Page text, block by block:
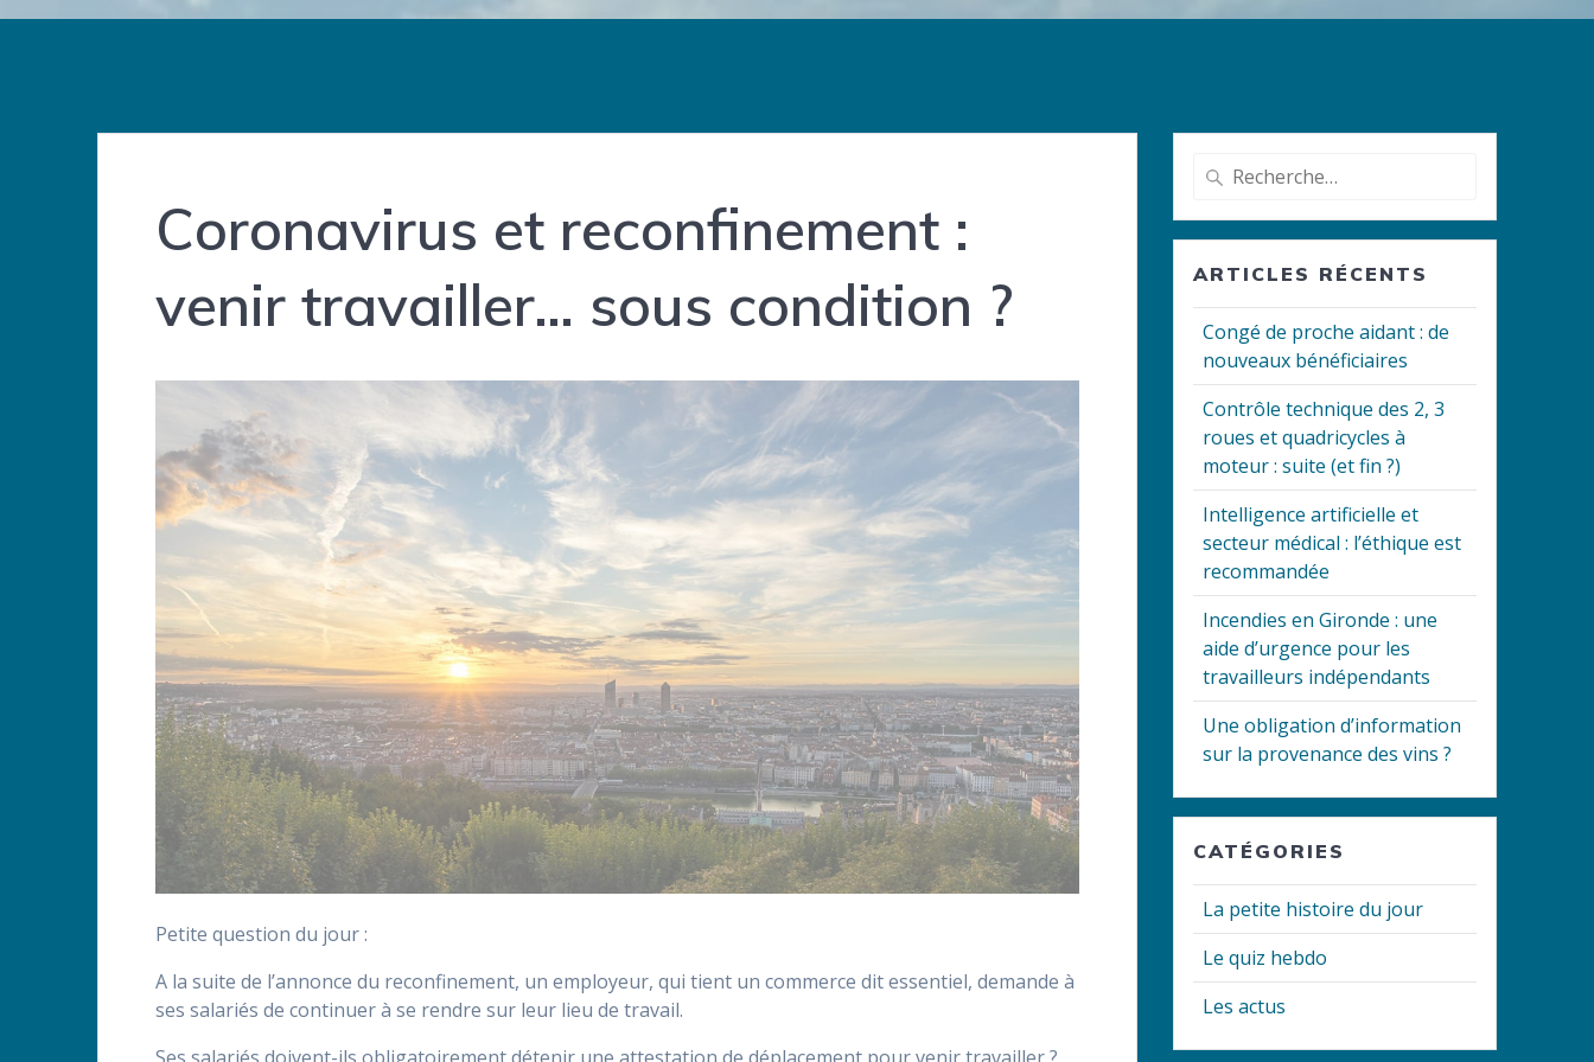
Coronavirus et reconfinement :
venir travailler… sous condition ?
Petite question du jour :
A la suite de l’annonce du reconfinement, un employeur, qui tient un commerce dit essentiel, demande à
ses salariés de continuer à se rendre sur leur lieu de travail.
Recherche
:
ARTICLES RÉCENTS
Congé de proche aidant : de
nouveaux bénéficiaires
Contrôle technique des 2, 3
roues et quadricycles à
moteur : suite (et fin ?)
Intelligence artificielle et
secteur médical : l’éthique est
recommandée
Incendies en Gironde : une
aide d’urgence pour les
travailleurs indépendants
Une obligation d’information
sur la provenance des vins ?
CATÉGORIES
La petite histoire du jour
Le quiz hebdo
Les actus